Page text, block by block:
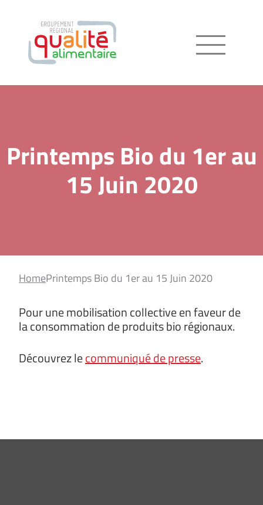
Menu
Printemps Bio du 1er au
15 Juin 2020
HomePrintemps Bio du 1er au 15 Juin 2020
Pour une mobilisation collective en faveur de
la consommation de produits bio régionaux.
Découvrez lecommuniqué de presse.